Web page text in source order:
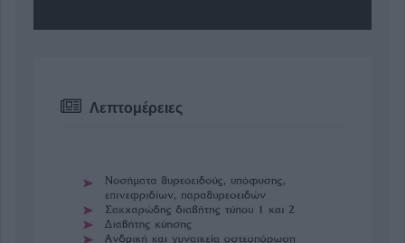
Λεπτομέρειες